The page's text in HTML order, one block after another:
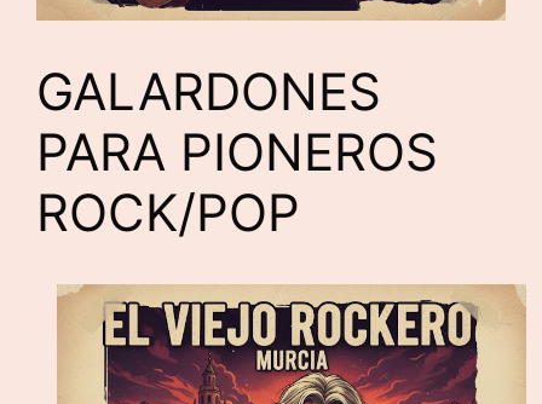
GALARDONES
PARA PIONEROS
ROCK/POP